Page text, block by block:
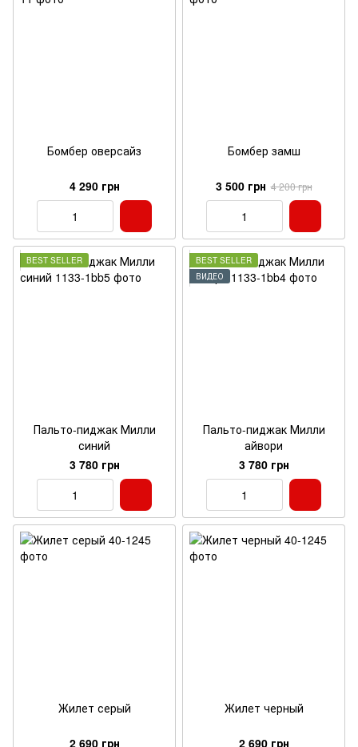
Бомбер оверсайз
4 290 грн
Бомбер замш
3 500 грн 4 200 грн
BEST SELLER
Пальто-пиджак Милли
синий
3 780 грн
BEST SELLER
ВИДЕО
Пальто-пиджак Милли
айвори
3 780 грн
Жилет серый
2 690 грн
Жилет черный
2 690 грн